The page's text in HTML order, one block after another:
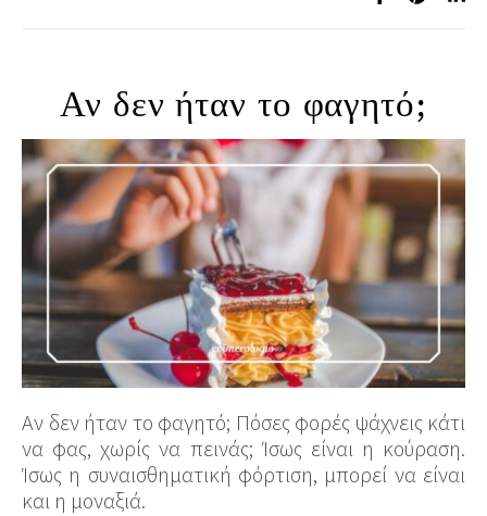
Αν δεν ήταν το φαγητό;
Αν δεν ήταν το φαγητό; Πόσες φορές ψάχνεις κάτι
να φας, χωρίς να πεινάς; Ίσως είναι η κούραση.
Ίσως η συναισθηματική φόρτιση, μπορεί να είναι
και η μοναξιά.